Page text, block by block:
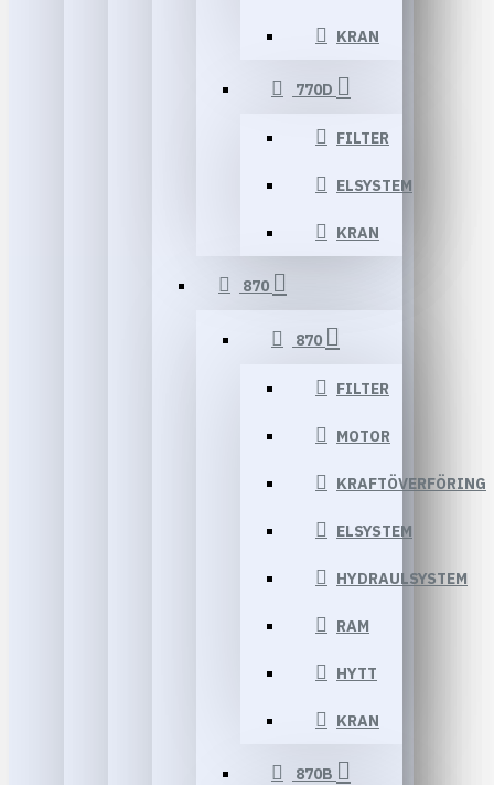
KRAN
770D
FILTER
ELSYSTEM
KRAN
870
870
FILTER
MOTOR
KRAFTÖVERFÖRING
ELSYSTEM
HYDRAULSYSTEM
RAM
HYTT
KRAN
870B